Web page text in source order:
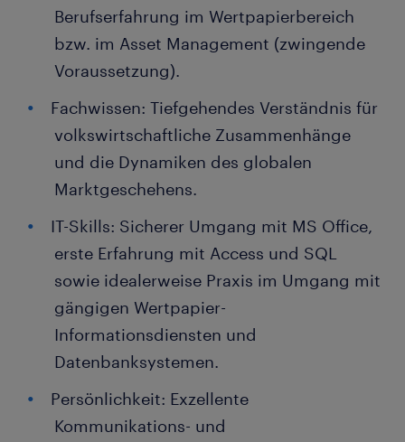
Berufserfahrung im Wertpapierbereich
bzw. im Asset Management (zwingende
Voraussetzung).
Fachwissen: Tiefgehendes Verständnis für
volkswirtschaftliche Zusammenhänge
und die Dynamiken des globalen
Marktgeschehens.
IT-Skills: Sicherer Umgang mit MS Office,
erste Erfahrung mit Access und SQL
sowie idealerweise Praxis im Umgang mit
gängigen Wertpapier-
Informationsdiensten und
Datenbanksystemen.
Persönlichkeit: Exzellente
Kommunikations- und